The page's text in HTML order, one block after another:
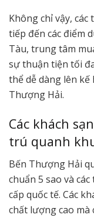
Không chỉ vậy,
tiếp đến các điểm
Tàu, trung tâm
sự thuận tiện tối
thể dễ dàng lên
Thượng Hải.
Các khách
trú quanh
Bến Thượng Hải
chuẩn 5 sao và
cấp quốc tế. Các
chất lượng cao mà